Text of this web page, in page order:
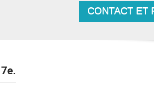
CONTACT ET